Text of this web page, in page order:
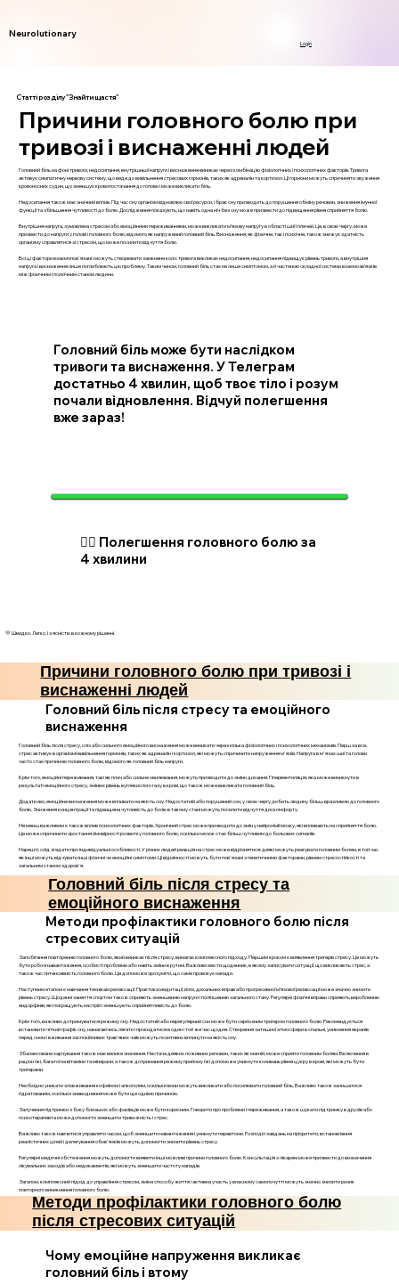
Neurolutionary
Login
Статті розділу "Знайти щастя"
Причини головного болю при
тривозі і виснаженні людей
Головний біль на фоні тривоги, недосипання, внутрішньої напруги і виснаження виникає через комбінацію фізіологічних і психологічних факторів. Тривога
активує симпатичну нервову систему, що веде до вивільнення стресових гормонів, таких як адреналін та кортизол. Ці гормони можуть спричиняти звуження
кровоносних судин, що зменшує кровопостачання до голови і може викликати біль.
Недосипання також має значний вплив. Під час сну організм відновлює свої ресурси, і брак сну призводить до порушення обміну речовин, зниження імунної
функції та збільшення чутливості до болю. Дослідження показують, що навіть одна ніч без сну може призвести до підвищення рівня сприйняття болю.
Внутрішня напруга, зумовлена стресом або емоційними переживаннями, може викликати м’язову напругу в області шиї і плечей. Це, в свою чергу, може
призвести до напруги у голові і головного болю, відомого як напружений головний біль. Виснаження, як фізичне, так і психічне, також знижує здатність
організму справлятися зі стресом, що може посилити відчуття болю.
Всі ці фактори взаємопов'язані і можуть створювати замкнене коло: тривога викликає недосипання, недосипання підвищує рівень тривоги, а внутрішня
напруга і виснаження лише поглиблюють цю проблему. Таким чином, головний біль стає не лише симптомом, а й частиною складної системи взаємозв’язків
між фізичним і психічним станом людини.
Головний біль може бути наслідком
тривоги та виснаження. У Телеграм
достатньо 4 хвилин, щоб твоє тіло і розум
почали відновлення. Відчуй полегшення
вже зараз!
💆‍♂️ Полегшення головного болю за
4 хвилини
💛 Швидко. Легко. І з ясністю в кожному рішенні.
Причини головного болю при тривозі і
виснаженні людей
Головний біль після стресу та емоційного
виснаження
Головний біль після стресу, сліз або сильного емоційного виснаження може виникати через кілька фізіологічних і психологічних механізмів. Перш за все,
стрес активує в організмі вивільнення гормонів, таких як адреналін і кортизол, які можуть спричинити напруження м'язів. Напруга в м'язах шиї та голови
часто стає причиною головного болю, відомого як головний біль напруги.
Крім того, емоційні переживання, такі як плач або сильне хвилювання, можуть призводити до зміни дихання. Гіпервентиляція, яка може виникнути в
результаті емоційного стресу, змінює рівень вуглекислого газу в крові, що також може викликати головний біль.
Додатково, емоційне виснаження може впливати на якість сну. Недостатній або порушений сон, у свою чергу, робить людину більш вразливою до головного
болю. Зниження концентрації та підвищена чутливість до болю в такому стані можуть посилити відчуття дискомфорту.
Не менш важливим є також вплив психологічних факторів. Хронічний стрес може призводити до змін у нейрохімії мозку, які впливають на сприйняття болю.
Це може спричинити зростання ймовірності розвитку головного болю, оскільки мозок стає більш чутливим до больових сигналів.
Нарешті, слід згадати про індивідуальні особливості. У різних людей реакція на стрес може відрізнятися: деякі можуть реагувати головним болем, в той час
як інші можуть відчувати інші фізичні чи емоційні симптоми. Ці відмінності можуть бути пов'язані з генетичними факторами, рівнем стресостійкості та
загальним станом здоров'я.
Головний біль після стресу та
емоційного виснаження
Методи профілактики головного болю після
стресових ситуацій
Запобігання повторенню головного болю, який виникає після стресу, вимагає комплексного підходу. Першим кроком є виявлення тригерів стресу. Це можуть
бути робочі навантаження, особисті проблеми або навіть зміни в рутині. Важливо вести щоденник, в якому записувати ситуації, що викликають стрес, а
також час і інтенсивність головного болю. Це допоможе зрозуміти, що саме провокує напади.
Наступним етапом є навчання технікам релаксації. Практика медитації, йоги, дихальних вправ або прогресивної м’язової релаксації може значно знизити
рівень стресу. Щоденні заняття спортом також сприяють зменшенню напруги і поліпшенню загального стану. Регулярні фізичні вправи сприяють виробленню
ендорфінів, які покращують настрій і зменшують сприйнятливість до болю.
Крім того, важливо дотримуватися режиму сну. Недостатній або нерегулярний сон може бути серйозним тригером головного болю. Рекомендується
встановити чіткий графік сну, намагаючись лягати і прокидатися в один і той же час щодня. Створення затишної атмосфери в спальні, уникнення екранів
перед сном і вживання заспокійливих трав'яних чаїв можуть позитивно вплинути на якість сну.
Збалансоване харчування також має велике значення. Нестача деяких поживних речовин, таких як магній, може сприяти головним болям. Включення в
раціон їжі, багатої на вітаміни та мінерали, а також дотримання режиму прийому їжі допоможе уникнути коливань рівня цукру в крові, які можуть бути
тригерами.
Необхідно уникати зловживання кофеїном і алкоголем, оскільки вони можуть викликати або посилювати головний біль. Важливо також залишатися
гідратованим, оскільки зневоднення може бути ще однією причиною.
Залучення підтримки з боку близьких або фахівців може бути корисним. Говорити про проблеми і переживання, а також шукати підтримку в друзів або
психотерапевта може допомогти зменшити тривожність і стрес.
Важливо також навчитися управляти часом, щоб зменшити навантаження і уникнути перевтоми. Розподіл завдань на пріоритети, встановлення
реалістичних цілей і делегування обов'язків можуть допомогти знизити рівень стресу.
Регулярні медичні обстеження можуть допомогти виявити інші можливі причини головного болю. Консультація з лікарем може призвести до визначення
лікувальних заходів або медикаментів, які можуть зменшити частоту нападів.
Загалом, комплексний підхід до управління стресом, зміна способу життя і активна участь у власному самопочутті можуть значно знизити ризик
повторного виникнення головного болю.
Методи профілактики головного болю
після стресових ситуацій
Чому емоційне напруження викликає
головний біль і втому